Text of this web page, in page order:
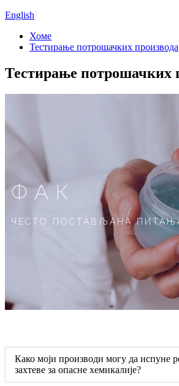
English
Хоме
Тестирање потрошачких производа
Тестирање потрошачких
ФАК
ЧЕСТО ПОСТАВЉАНА
Како моји производи могу да испуне
захтеве за опасне хемикалије?